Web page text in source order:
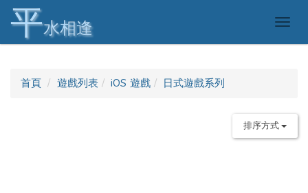
平水相逢
首頁 遊戲列表 iOS 遊戲 日式遊戲系列
排序方式